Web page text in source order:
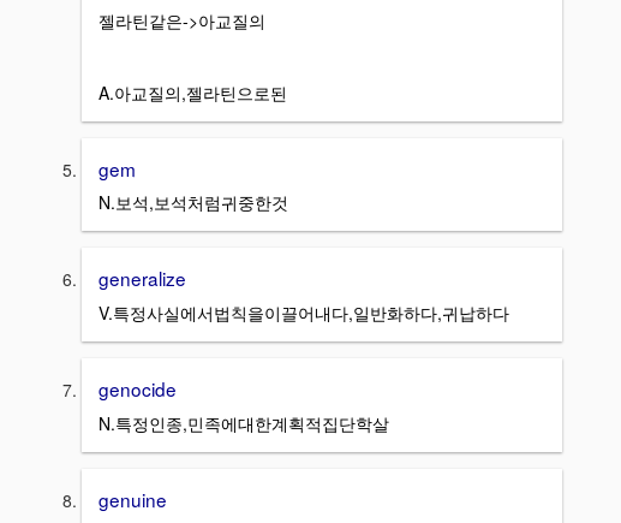
젤라틴같은->아교질의
A.아교질의,젤라틴으로된
gem
N.보석,보석처럼귀중한것
generalize
V.특정사실에서법칙을이끌어내다,일반화하다,귀납하다
genocide
N.특정인종,민족에대한계획적집단학살
genuine